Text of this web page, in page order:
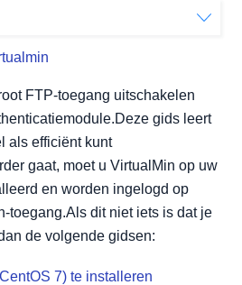
FTP-toegang uitschakelen
gids leert
als efficiënt kunt
gaat, moet u VirtualMin op uw
en worden ingelogd op
toegang.Als dit niet iets is dat je
de volgende gidsen:
7) te installeren